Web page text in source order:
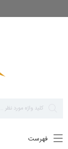
فهرست